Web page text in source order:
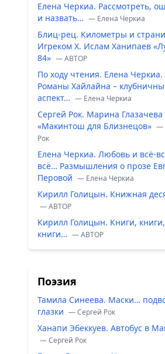
Елена Черкиа. Рассмотреть,
и назвать… — Елена Черкиа
Блиц-рец. Километры и
Игреком Х. Ислам Ханипаев
84» — ABTOP
По ходу чтения. Елена Черкиа.
Романы Хайлайна –
аспект… — Елена Черкиа
Сергей Рок. Марина Глазачева
«Макинтош для Близнецов» —
Рок
Елена Черкиа. Любовь и всё-
всё… Размышления о прозе
Перовой — Елена Черкиа
Кирилл Голицын. Книжная
— ABTOP
Кирилл Голицын. Книги, книги,
книги… — ABTOP
Поэзия
Тамила Синеева. Маски…
глазки — Сергей Рок
Ханапи Эбеккуев. Автобус в
— Сергей Рок